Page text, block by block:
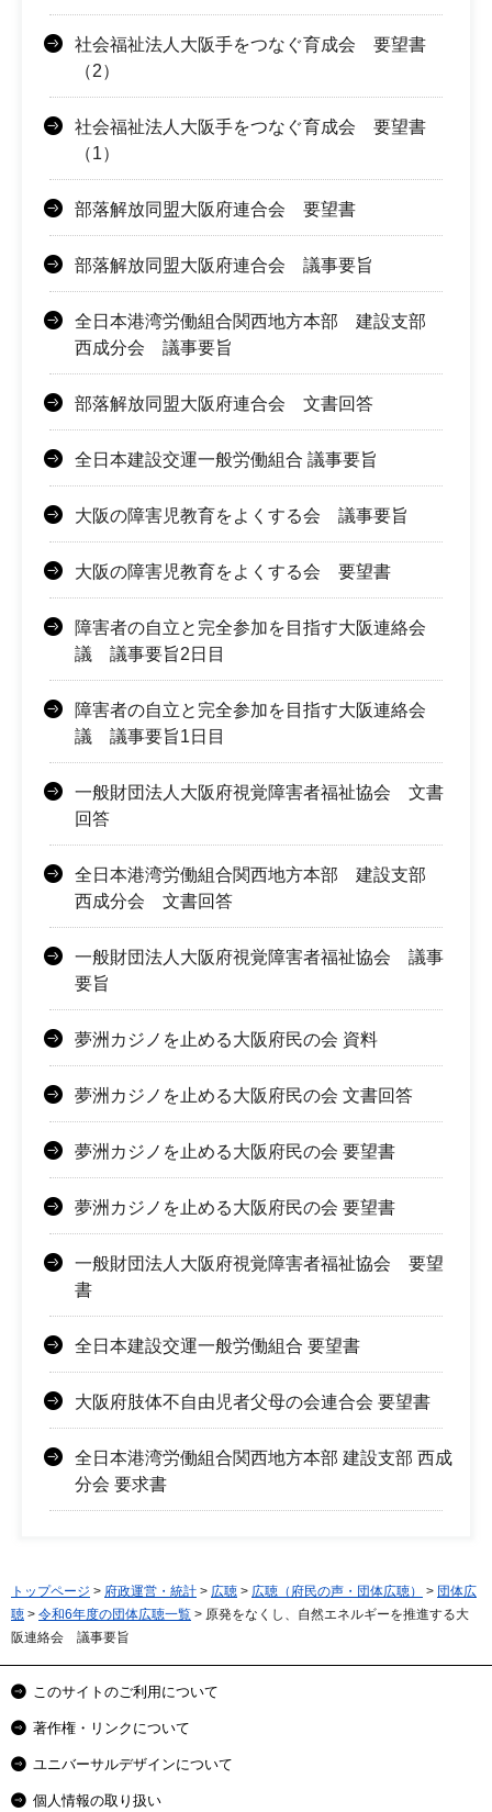
社会福祉法人大阪手をつなぐ育成会 要望書
（2）
社会福祉法人大阪手をつなぐ育成会 要望書
（1）
部落解放同盟大阪府連合会 要望書
部落解放同盟大阪府連合会 議事要旨
全日本港湾労働組合関西地方本部 建設支部
西成分会 議事要旨
部落解放同盟大阪府連合会 文書回答
全日本建設交運一般労働組合 議事要旨
大阪の障害児教育をよくする会 議事要旨
大阪の障害児教育をよくする会 要望書
障害者の自立と完全参加を目指す大阪連絡会
議 議事要旨2日目
障害者の自立と完全参加を目指す大阪連絡会
議 議事要旨1日目
一般財団法人大阪府視覚障害者福祉協会 文書
回答
全日本港湾労働組合関西地方本部 建設支部
西成分会 文書回答
一般財団法人大阪府視覚障害者福祉協会 議事
要旨
夢洲カジノを止める大阪府民の会 資料
夢洲カジノを止める大阪府民の会 文書回答
夢洲カジノを止める大阪府民の会 要望書
夢洲カジノを止める大阪府民の会 要望書
一般財団法人大阪府視覚障害者福祉協会 要望
書
全日本建設交運一般労働組合 要望書
大阪府肢体不自由児者父母の会連合会 要望書
全日本港湾労働組合関西地方本部 建設支部 西成
分会 要求書
トップページ > 府政運営・統計 > 広聴 > 広聴（府民の声・団体広聴） > 団体広
聴 > 令和6年度の団体広聴一覧 > 原発をなくし、自然エネルギーを推進する大
阪連絡会 議事要旨
このサイトのご利用について
著作権・リンクについて
ユニバーサルデザインについて
個人情報の取り扱い